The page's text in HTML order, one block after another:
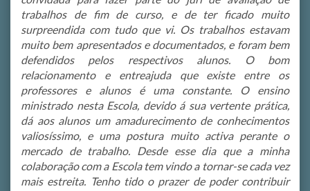
trabalhos de fim de curso, e de ter ficado muito
surpreendida com tudo que vi. Os trabalhos estavam
muito bem apresentados e documentados, e foram bem
defendidos pelos respectivos alunos. O bom
relacionamento e entreajuda que existe entre os
professores e alunos é uma constante. O ensino
ministrado nesta Escola, devido á sua vertente prática,
dá aos alunos um amadurecimento de conhecimentos
valiosíssimo, e uma postura muito activa perante o
mercado de trabalho. Desde esse dia que a minha
colaboração com a Escola tem vindo a tornar-se cada vez
mais estreita. Tenho tido o prazer de poder contribuir